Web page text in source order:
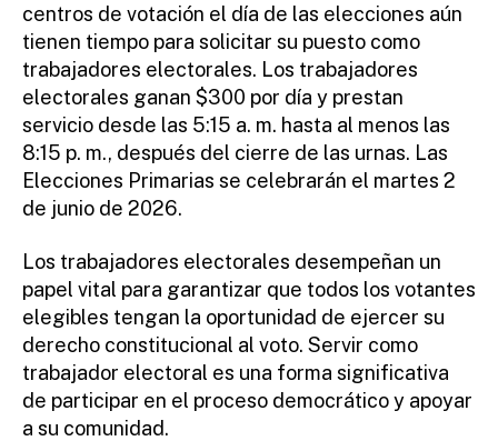
centros de votación el día de las elecciones aún
tienen tiempo para solicitar su puesto como
trabajadores electorales. Los trabajadores
electorales ganan $300 por día y prestan
servicio desde las 5:15 a. m. hasta al menos las
8:15 p. m., después del cierre de las urnas. Las
Elecciones Primarias se celebrarán el martes 2
de junio de 2026.
Los trabajadores electorales desempeñan un
papel vital para garantizar que todos los votantes
elegibles tengan la oportunidad de ejercer su
derecho constitucional al voto. Servir como
trabajador electoral es una forma significativa
de participar en el proceso democrático y apoyar
a su comunidad.